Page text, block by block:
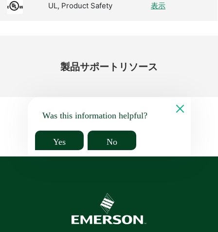
UL, Product Safety 表示
製品サポート リソース
Was this information helpful?
Yes No